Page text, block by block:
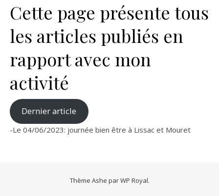
Cette page présente tous
les articles publiés en
rapport avec mon
activité
Dernier article
-Le 04/06/2023: journée bien être à Lissac et Mouret
Thème Ashe parWP Royal.